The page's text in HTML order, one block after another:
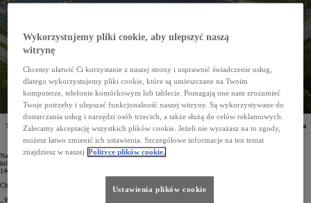
Toyota Kentucky w Georgetown to największy zakład produkcyjny Toyoty na świecie. Uruchomiona
w nim została nowa farma paneli słonecznych, a od 2026 roku w fabryce rozpocznie się produkcja
nowego w pełni elektrycznego modelu na rynek amerykański.
Na terenie zakładu Toyota Kentucky w Georgetown powstała blisko trzydziestoakrowa farma fotowoltaiczna,
która rocznie będzie generować około 15 mln kilowatogodzin czystej energii. Odpowiada to zapotrzebowaniu
1400 amerykańskich gospodarstw domowych.
Chad Miller, wiceprezes ds. produkcji w zakładzie Toyota Kentucky, mówiąc o tym projekcie, podkreślił:
„W Toyocie wierzymy, że budujemy coś więcej niż tylko samochody – budujemy przyszłość. Nowa instalacja
Wykorzystujemy pliki cookie, aby ulepszyć naszą
witrynę
Chcemy ułatwić Ci korzystanie z naszej strony i usprawnić świadczenie usług,
dlatego wykorzystujemy pliki cookie, które są umieszczane na Twoim
komputerze, telefonie komórkowym lub tablecie. Pomagają one nam zrozumieć
Twoje potrzeby i ulepszać funkcjonalność naszej witryny. Są wykorzystywane do
dostarczania usług i narzędzi osób trzecich, a także służą do celów reklamowych.
Zalecamy akceptację wszystkich plików cookie. Jeżeli nie wyrażasz na to zgody,
możesz łatwo zmienić ich ustawienia. Szczegółowe informacje na ten temat
znajdziesz w naszej Polityce plików cookie.
Ustawienia plików cookie